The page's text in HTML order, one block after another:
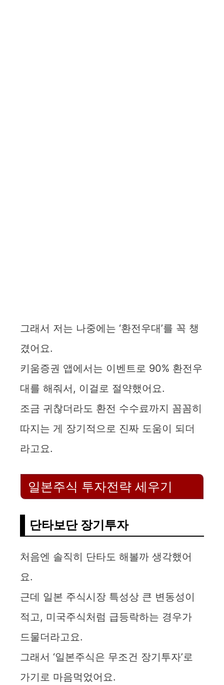
그래서 저는 나중에는 ‘환전우대’를 꼭 챙
겼어요.
키움증권 앱에서는 이벤트로 90% 환전우
대를 해줘서, 이걸로 절약했어요.
조금 귀찮더라도 환전 수수료까지 꼼꼼히
따지는 게 장기적으로 진짜 도움이 되더
라고요.
일본주식 투자전략 세우기
단타보단 장기투자
처음엔 솔직히 단타도 해볼까 생각했어
요.
근데 일본 주식시장 특성상 큰 변동성이
적고, 미국주식처럼 급등락하는 경우가
드물더라고요.
그래서 ‘일본주식은 무조건 장기투자’로
가기로 마음먹었어요.